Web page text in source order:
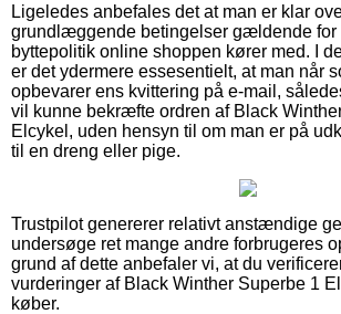
Ligeledes anbefales det at man er klar
grundlæggende betingelser gældende for
byttepolitik online shoppen kører med. I
er det ydermere essesentielt, at man når
opbevarer ens kvittering på e-mail,
vil kunne bekræfte ordren af Black
Elcykel, uden hensyn til om man er på
til en dreng eller pige.
Trustpilot genererer relativt anstændige
undersøge ret mange andre forbrugeres
grund af dette anbefaler vi, at du
vurderinger af Black Winther Superbe 1
køber.